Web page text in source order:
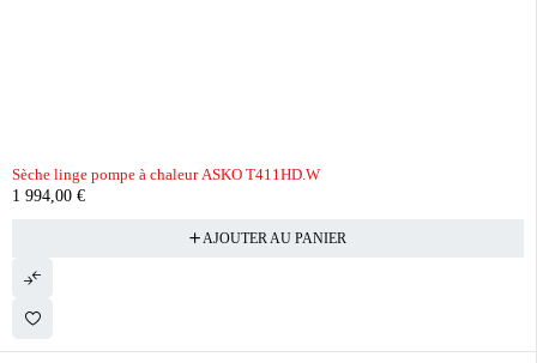
Sèche linge pompe à chaleur ASKO T411HD.W
1 994,00 €
AJOUTER AU PANIER